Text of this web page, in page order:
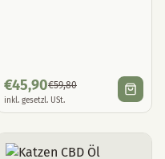
€45,90€59,80
inkl. gesetzl. USt.